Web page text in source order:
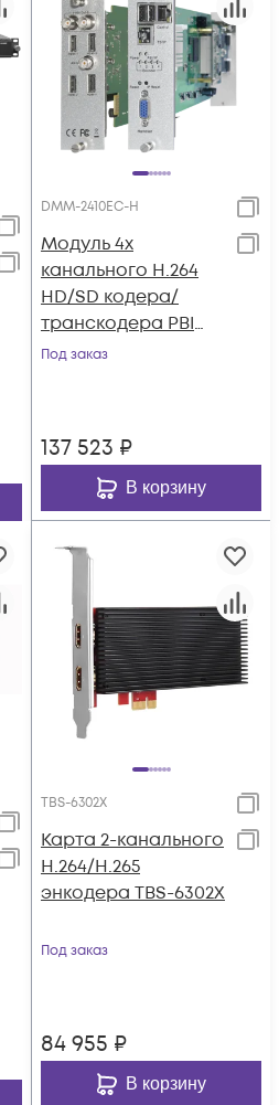
DMM-2410EC-H
Модуль 4х
канального H.264
HD/SD кодера/
транскодера PBI
DMM-2410EC-H для
Под заказ
137 523 ₽
В корзину
TBS-6302X
Карта 2-канального
H.264/H.265
энкодера TBS-6302X
Под заказ
84 955 ₽
В корзину